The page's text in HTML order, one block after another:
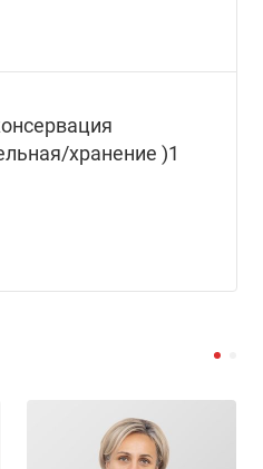
хранение )1